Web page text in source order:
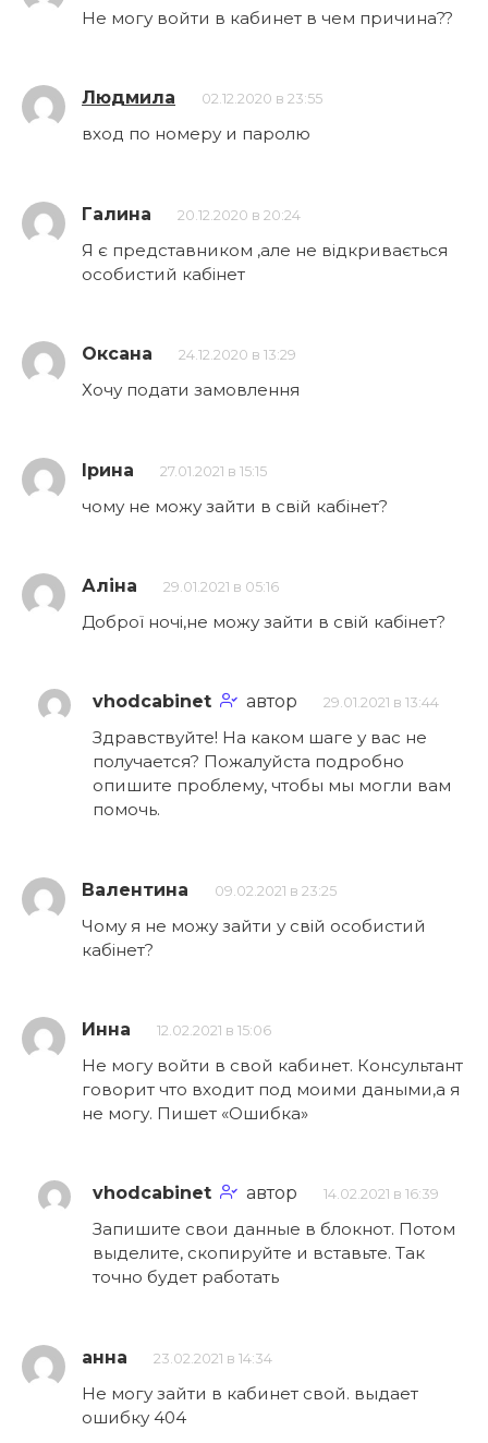
Не могу войти в кабинет в чем причина??
Людмила 02.12.2020 в 23:55
вход по номеру и паролю
Галина 20.12.2020 в 20:24
Я є представником ,але не відкривається
особистий кабінет
Оксана 24.12.2020 в 13:29
Хочу подати замовлення
Ірина 27.01.2021 в 15:15
чому не можу зайти в свій кабінет?
Аліна 29.01.2021 в 05:16
Доброї ночі,не можу зайти в свій кабінет?
vhodcabinet автор 29.01.2021 в 13:44
Здравствуйте! На каком шаге у вас не
получается? Пожалуйста подробно
опишите проблему, чтобы мы могли вам
помочь.
Валентина 09.02.2021 в 23:25
Чому я не можу зайти у свій особистий
кабінет?
Инна 12.02.2021 в 15:06
Не могу войти в свой кабинет. Консультант
говорит что входит под моими даными,а я
не могу. Пишет «Ошибка»
vhodcabinet автор 14.02.2021 в 16:39
Запишите свои данные в блокнот. Потом
выделите, скопируйте и вставьте. Так
точно будет работать
анна 23.02.2021 в 14:34
Не могу зайти в кабинет свой. выдает
ошибку 404